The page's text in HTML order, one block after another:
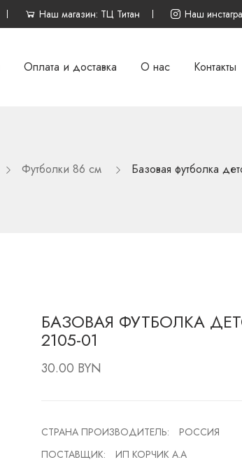
Наш магазин: ТЦ Титан Наш
Оплата и доставка О нас Контакты
Футболки 86 см Базовая футболка
БАЗОВАЯ ФУТБОЛКА
2105-01
30.00 BYN
СТРАНА ПРОИЗВОДИТЕЛЬ:
РОССИЯ
ПОСТАВЩИК:
ИП КОРЧИК А.А